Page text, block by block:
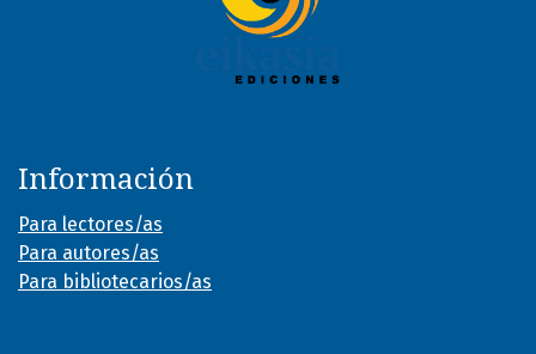
Información
Para lectores/as
Para autores/as
Para bibliotecarios/as